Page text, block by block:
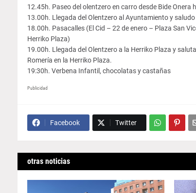
12.45h. Paseo del olentzero en carro desde Bide Onera
13.00h. Llegada del Olentzero al Ayuntamiento y
18.00h. Pasacalles (El Cid – 22 de enero – Plaza San
Herriko Plaza)
19.00h. Llegada del Olentzero a la Herriko Plaza y
Romería en la Herriko Plaza.
19:30h. Verbena Infantil, chocolatas y castañas
Publicidad
Facebook Twitter
otras noticias